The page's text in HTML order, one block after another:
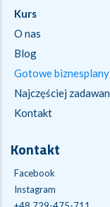
Kurs
O nas
Blog
Gotowe
Najczęściej
Kontakt
Kontakt
Facebook
Instagram